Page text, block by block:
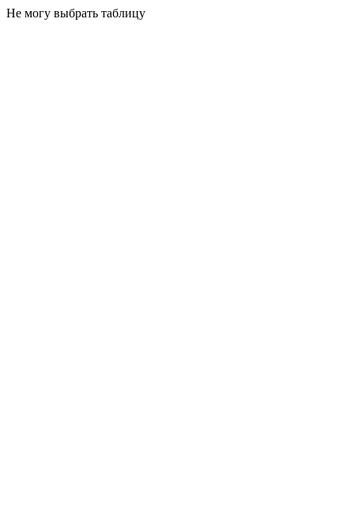
Не могу выбрать таблицу